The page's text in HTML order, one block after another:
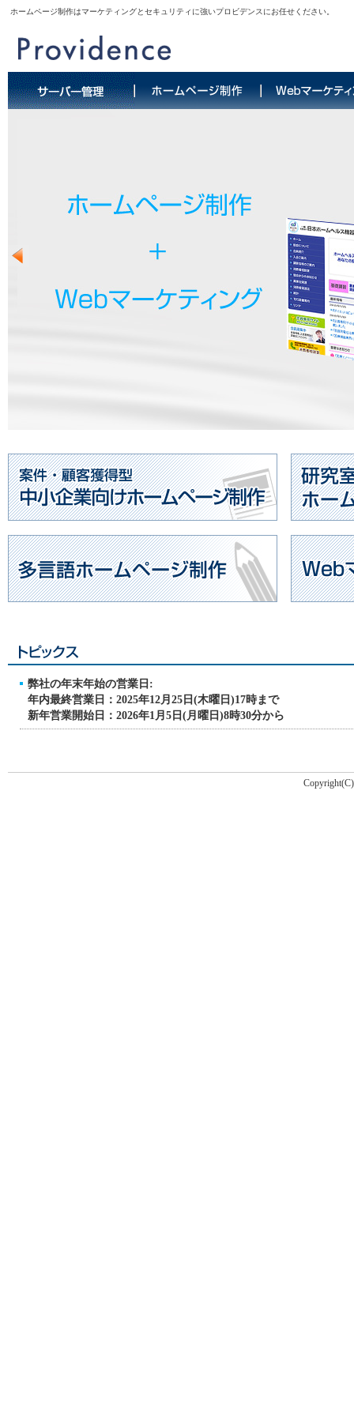
ホームページ制作はマーケティングとセキュリティに強いプロビデンスにお任せください。
弊社の年末年始の営業日:
年内最終営業日：2025年12月25日(木曜日)17時まで
新年営業開始日：2026年1月5日(月曜日)8時30分から